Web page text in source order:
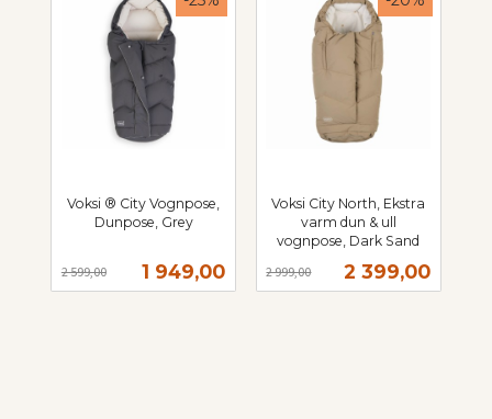
Voksi ® City Vognpose,
Dunpose, Grey
Tilbud
1 949,00
2 599,00
Voksi City North, Ekstra
varm dun & ull
vognpose, Dark Sand
Tilbud
2 399,00
2 999,00
mva.